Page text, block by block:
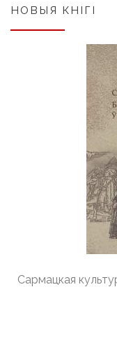
НОВЫЯ КНІГІ
Сармацкая